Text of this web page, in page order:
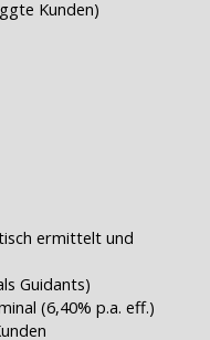
Kunden)
ermittelt und
Guidants)
(6,40% p.a. eff.)